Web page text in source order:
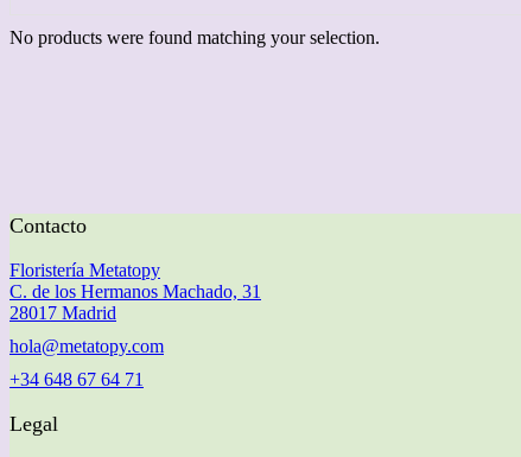
No products were found matching your selection.
Contacto
Floristería Metatopy
C. de los Hermanos Machado, 31
28017 Madrid
hola@metatopy.com
+34 648 67 64 71
Legal